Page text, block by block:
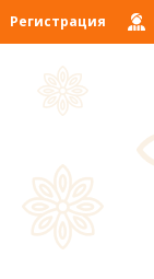
Регистрация